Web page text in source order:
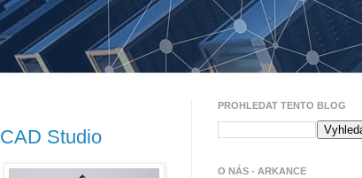
Studio
PROHLEDAT TENTO BLOG
O NÁS - ARKANCE